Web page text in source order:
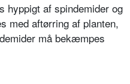
hyppigt af spindemider og
med aftørring af planten,
må bekæmpes